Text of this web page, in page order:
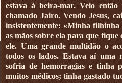
estava à beira-mar. Veio então
chamado Jairo. Vendo Jesus,
insistentemente: «Minha filhinha
as mãos sobre ela para que
ele. Uma grande multidão o
todos os lados. Estava aí uma
sofria de hemorragias e tinha
muitos médicos; tinha gastado